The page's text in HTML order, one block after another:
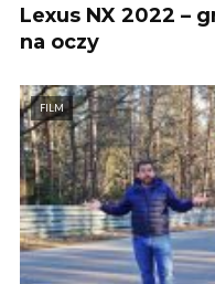
Lexus NX 2022 –
na oczy
FILM